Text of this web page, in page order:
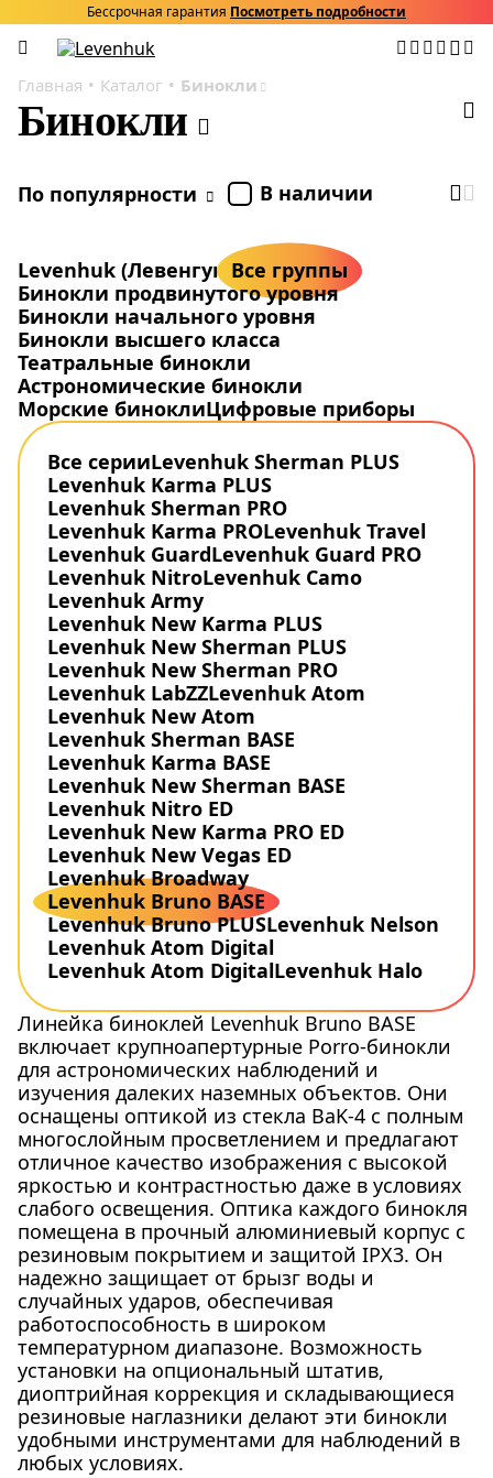
Бессрочная гарантия Посмотреть подробности
Главная Каталог Бинокли
Бинокли
По популярности В наличии
Levenhuk (Левенгук) Все группы
Бинокли продвинутого уровня
Бинокли начального уровня
Бинокли высшего класса
Театральные бинокли
Астрономические бинокли
Морские биноклиЦифровые приборы
Все серииLevenhuk Sherman PLUS
Levenhuk Karma PLUS
Levenhuk Sherman PRO
Levenhuk Karma PROLevenhuk Travel
Levenhuk GuardLevenhuk Guard PRO
Levenhuk NitroLevenhuk Camo
Levenhuk Army
Levenhuk New Karma PLUS
Levenhuk New Sherman PLUS
Levenhuk New Sherman PRO
Levenhuk LabZZLevenhuk Atom
Levenhuk New Atom
Levenhuk Sherman BASE
Levenhuk Karma BASE
Levenhuk New Sherman BASE
Levenhuk Nitro ED
Levenhuk New Karma PRO ED
Levenhuk New Vegas ED
Levenhuk Broadway
Levenhuk Bruno BASE
Levenhuk Bruno PLUSLevenhuk Nelson
Levenhuk Atom Digital
Levenhuk Atom DigitalLevenhuk Halo
Линейка биноклей Levenhuk Bruno BASE
включает крупноапертурные Porro-бинокли
для астрономических наблюдений и
изучения далеких наземных объектов. Они
оснащены оптикой из стекла BaK-4 с полным
многослойным просветлением и предлагают
отличное качество изображения с высокой
яркостью и контрастностью даже в условиях
слабого освещения. Оптика каждого бинокля
помещена в прочный алюминиевый корпус с
резиновым покрытием и защитой IPX3. Он
надежно защищает от брызг воды и
случайных ударов, обеспечивая
работоспособность в широком
температурном диапазоне. Возможность
установки на опциональный штатив,
диоптрийная коррекция и складывающиеся
резиновые наглазники делают эти бинокли
удобными инструментами для наблюдений в
любых условиях.